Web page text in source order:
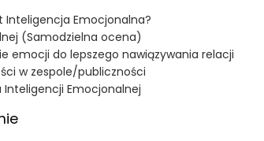
Inteligencja Emocjonalna?
(Samodzielna ocena)
emocji do lepszego nawiązywania relacji
w zespole/publiczności
Inteligencji Emocjonalnej